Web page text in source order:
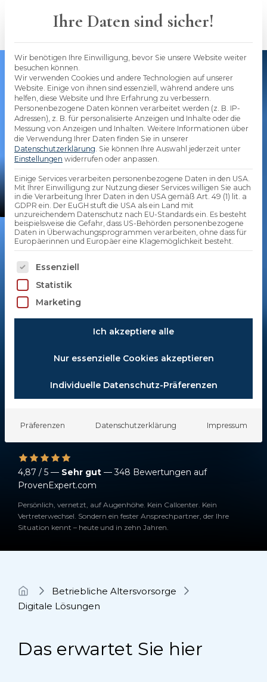
Stephan Seidenfad
bAV-Experte und Geschäftsführung
Digitale bAV-Lösungen
bAV-Verwaltung frisst Zeit und
Nerven? Mit PensionCare ONEKLICK
erledigen Sie über 95 % Ihrer bAV-
Aufgaben mit einem Klick – sprechen
Jetzt unverbindlich anfragen
4,87 / 5 — Sehr gut — 348 Bewertungen auf
ProvenExpert.com
Persönlich, vernetzt, auf Augenhöhe. Kein Callcenter. Kein
Vertreterwechsel. Sondern ein fester Ansprechpartner, der Ihre
Situation kennt – heute und in zehn Jahren.
Betriebliche Altersvorsorge
Digitale Lösungen
Das erwartet Sie hier
Ihre Daten sind sicher!
Wir benötigen Ihre Einwilligung, bevor Sie unsere Website weiter
besuchen können.
Wir verwenden Cookies und andere Technologien auf unserer
Website. Einige von ihnen sind essenziell, während andere uns
helfen, diese Website und Ihre Erfahrung zu verbessern.
Personenbezogene Daten können verarbeitet werden (z. B. IP-
Adressen), z. B. für personalisierte Anzeigen und Inhalte oder die
Messung von Anzeigen und Inhalten. Weitere Informationen über
die Verwendung Ihrer Daten finden Sie in unserer
Datenschutzerklärung. Sie können Ihre Auswahl jederzeit unter
Einstellungen widerrufen oder anpassen.
Einige Services verarbeiten personenbezogene Daten in den USA.
Mit Ihrer Einwilligung zur Nutzung dieser Services willigen Sie auch
in die Verarbeitung Ihrer Daten in den USA gemäß Art. 49 (1) lit. a
GDPR ein. Der EuGH stuft die USA als ein Land mit
unzureichendem Datenschutz nach EU-Standards ein. Es besteht
beispielsweise die Gefahr, dass US-Behörden personenbezogene
Daten in Überwachungsprogrammen verarbeiten, ohne dass für
Europäerinnen und Europäer eine Klagemöglichkeit besteht.
Es folgt eine Liste der Service-Gruppen, für die
Essenziell
Statistik
Marketing
Ich akzeptiere alle
Nur essenzielle Cookies akzeptieren
Individuelle Datenschutz-Präferenzen
Präferenzen Datenschutzerklärung Impressum